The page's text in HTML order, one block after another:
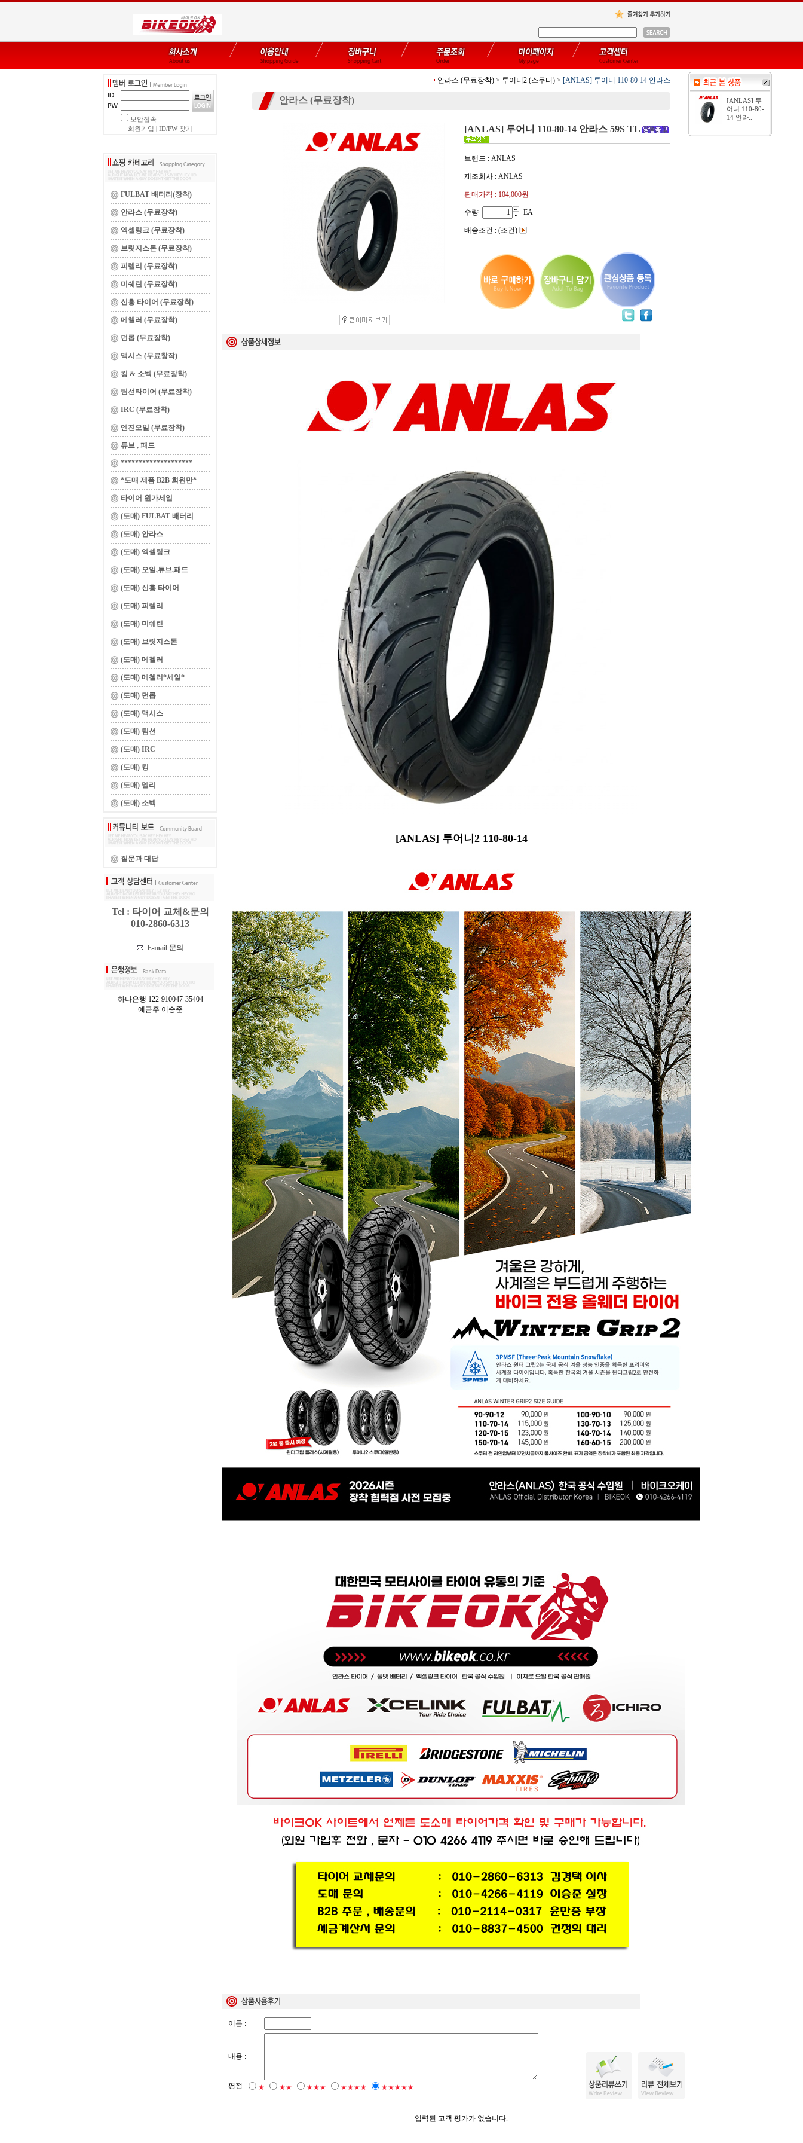
보안접속
회원가입
ID/PW 찾기
FULBAT 배터리(장착)
안라스 (무료장착)
엑셀링크 (무료장착)
브릿지스톤 (무료장착)
피렐리 (무료장착)
미쉐린 (무료장착)
신흥 타이어 (무료장착)
메첼러 (무료장착)
던롭 (무료장착)
맥시스 (무료창작)
킹 & 소벡 (무료장착)
팀선타이어 (무료장착)
IRC (무료장착)
엔진오일 (무료장착)
튜브 , 패드
********************
*도매 제품 B2B 회원만*
타이어 원가세일
(도매) FULBAT 배터리
(도매) 안라스
(도매) 엑셀링크
(도매) 오일,튜브,패드
(도매) 신흥 타이어
(도매) 피렐리
(도매) 미쉐린
(도매) 브릿지스톤
(도매) 메첼러
(도매) 메첼러*세일*
(도매) 던롭
(도매) 맥시스
(도매) 팀선
(도매) IRC
(도매) 킹
(도매) 델리
(도매) 소벡
질문과 대답
Tel : 타이어 교체&문의
010-2860-6313
E-mail 문의
하나은행 122-910047-35404
예금주 이승준
안라스 (무료장착) > 투어니2 (스쿠터) > [ANLAS] 투어니 110-80-14 안라스
안라스 (무료장착)
[ANLAS] 투어니 110-80-14 안라스 59S TL
브랜드 : ANLAS
제조회사 : ANLAS
판매가격 : 104,000원
수량 EA
배송조건 : (조건)
[ANLAS] 투어니2 110-80-14
이름 :
내용 :
평점 ★ ★★ ★★★ ★★★★ ★★★★★
입력된 고객 평가가 없습니다.
[ANLAS] 투
어니 110-80-
14 안라..